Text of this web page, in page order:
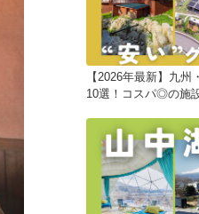
【2026年最新】九
10選！コスパ◎の施